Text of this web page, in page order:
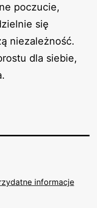
poczucie,
się
niezależność.
dla siebie,
informacje